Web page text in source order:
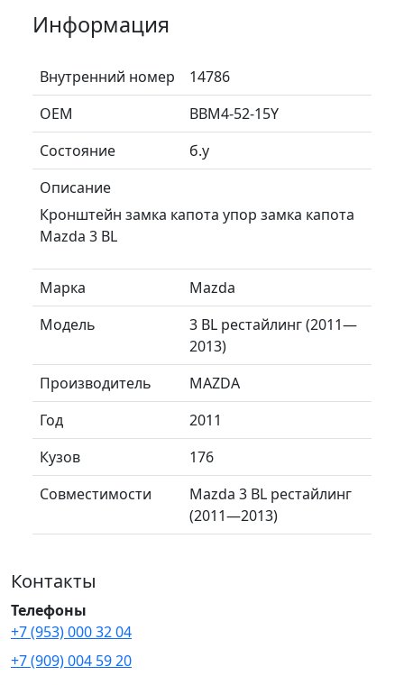
Информация
Внутренний номер
14786
ОЕМ
BBM4-52-15Y
Состояние
б.у
Описание
Кронштейн замка капота упор замка капота
Mazda 3 BL
Марка
Mazda
Модель
3 BL рестайлинг (2011—
2013)
Производитель
MAZDA
Год
2011
Кузов
176
Совместимости
Mazda 3 BL рестайлинг
(2011—2013)
Контакты
Телефоны
+7 (953) 000 32 04
+7 (909) 004 59 20